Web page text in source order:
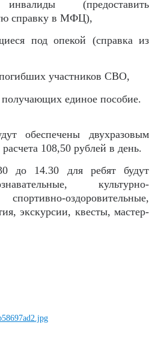
(предоставить
справку в МФЦ),
под опекой (справка из
участников СВО,
единое пособие.
обеспечены двухразовым
108,50 рублей в день.
до 14.30 для ребят будут
культурно-
оздоровительные,
экскурсии, квесты, мастер-